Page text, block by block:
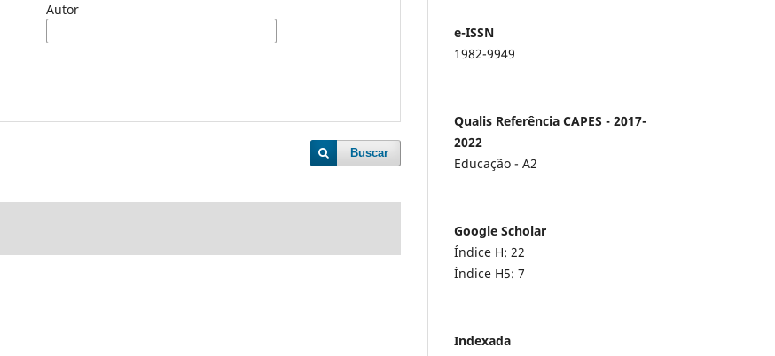
Autor
Buscar
e-ISSN
1982-9949
Qualis Referência CAPES - 2017-
2022
Educação - A2
Google Scholar
Índice H: 22
Índice H5: 7
Indexada